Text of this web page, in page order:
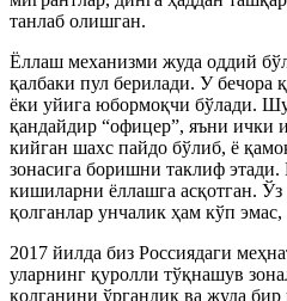
танлаб олишган.
Ёллаш механизми жуда оддий
қалбаки пул берилади. У бечора
ёки уйига юбормоқчи бўлади. Шу
қандайдир “офицер”, яъни ички
кийган шахс пайдо бўлиб, ё
зонасига боришни таклиф
кишиларни ёллашга асқотган.
қолганлар унчалик ҳам кўп
2017 йилда биз Россиядаги
уларнинг қуролли тўқнашув
қолганини ўргандик ва жуда бир